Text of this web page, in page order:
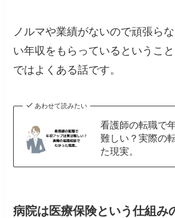
ノルマや業績がないので頑張ら
い年収をもらっているというこ
ではよくある話です。
あわせて読みたい
看護師の転職で
難しい？実際の
た現実。
病院は医療保険という仕組み